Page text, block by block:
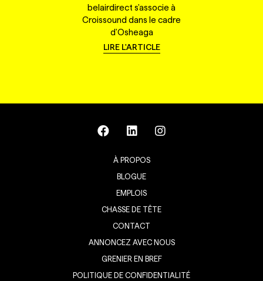
belairdirect s'associe à
Croissound dans le cadre
d'Osheaga
LIRE L'ARTICLE
À PROPOS
BLOGUE
EMPLOIS
CHASSE DE TÊTE
CONTACT
ANNONCEZ AVEC NOUS
GRENIER EN BREF
POLITIQUE DE CONFIDENTIALITÉ